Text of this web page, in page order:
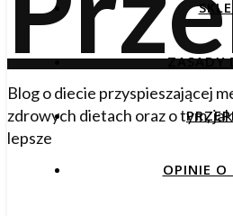
Blog o diecie przyspieszającej
zdrowych dietach oraz o tym,
lepsze
SKLEP
ZASADY
OPINIE O